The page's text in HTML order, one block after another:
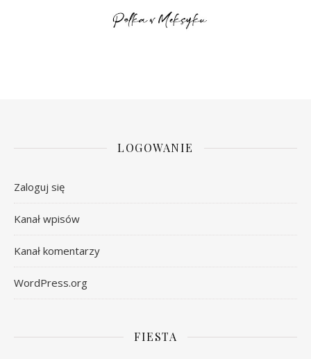
LOGOWANIE
Zaloguj się
Kanał wpisów
Kanał komentarzy
WordPress.org
FIESTA